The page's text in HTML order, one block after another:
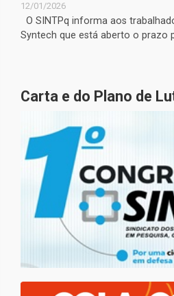
12/01/2026
O SINTPq informa aos
Syntech que está aberto o prazo
Carta e do Plano de